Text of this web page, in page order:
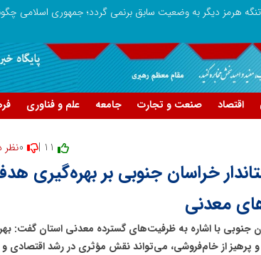
اقتصاد صنعت و تجارت جامعه علم و فناوری
نظر
خراسان جنوبی بر بهره‌گیری
معدنی
جنوبی با اشاره به ظرفیت‌های گسترده معدنی استان گفت:
پرهیز از خام‌فروشی، می‌تواند نقش مؤثری در رشد اقتصادی